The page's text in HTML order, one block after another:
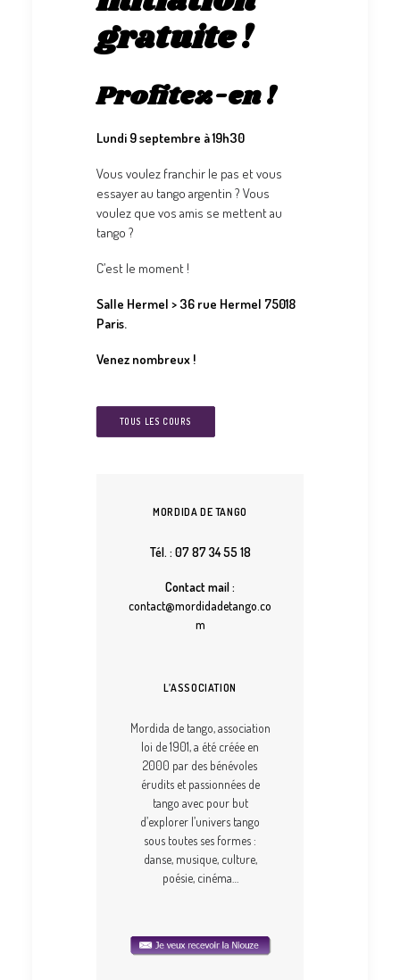
gratuite !
Profitez-en !
Lundi 9 septembre à 19h30
Vous voulez franchir le pas et vous
essayer au tango argentin ? Vous
voulez que vos amis se mettent au
tango ?
C’est le moment !
Salle Hermel > 36 rue Hermel 75018
Paris.
Venez nombreux !
TOUS LES COURS
MORDIDA DE TANGO
Tél. : 07 87 34 55 18
Contact mail :
contact@mordidadetango.co
m
L’ASSOCIATION
Mordida de tango, association
loi de 1901, a été créée en
2000 par des bénévoles
érudits et passionnées de
tango avec pour but
d’explorer l’univers tango
sous toutes ses formes :
danse, musique, culture,
poésie, cinéma…